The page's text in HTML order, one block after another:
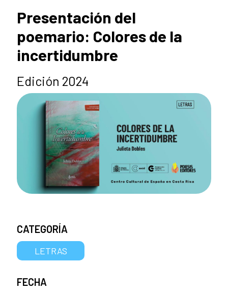
Presentación del
poemario: Colores de la
incertidumbre
Edición 2024
CATEGORÍA
LETRAS
FECHA